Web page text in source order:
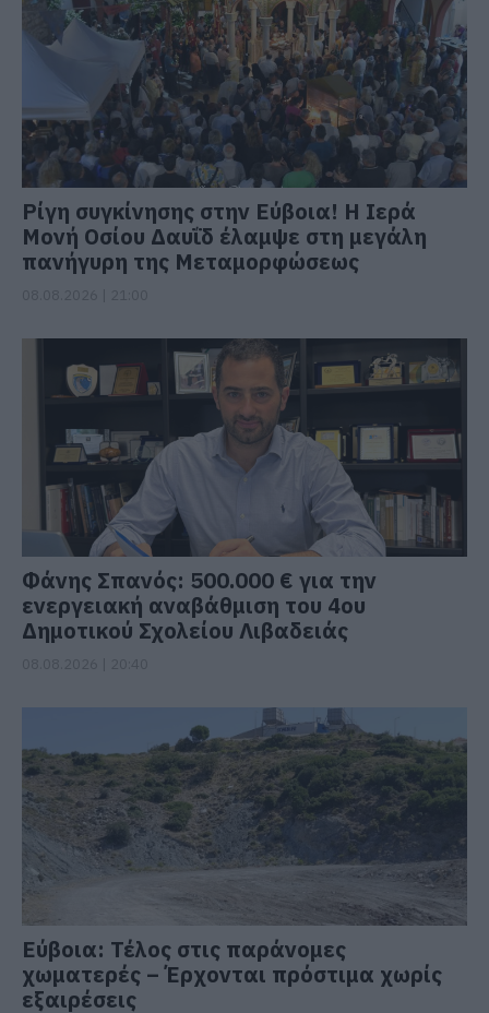
Ρίγη συγκίνησης στην Εύβοια! Η Ιερά
Μονή Οσίου Δαυΐδ έλαμψε στη μεγάλη
πανήγυρη της Μεταμορφώσεως
Φάνης Σπανός: 500.000 € για την
ενεργειακή αναβάθμιση του 4ου
Δημοτικού Σχολείου Λιβαδειάς
Εύβοια: Τέλος στις παράνομες
χωματερές – Έρχονται πρόστιμα χωρίς
εξαιρέσεις